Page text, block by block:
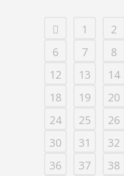
1 2
6
7 8
12
13 14
18
19 20
24
25 26
30
31 32
36
37 38